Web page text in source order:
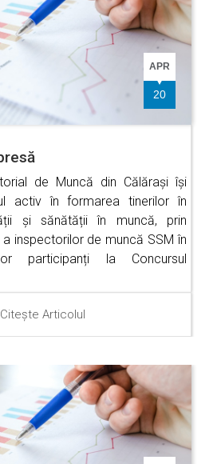
APR
20
de Muncă din Călărași își
activ în formarea tinerilor în
și sănătății în muncă, prin
inspectorilor de muncă SSM în
participanți la Concursul
Citește Articolul